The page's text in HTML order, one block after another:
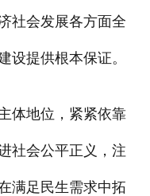
社会发展各方面全
设提供根本保证。
体地位，紧紧依靠
社会公平正义，注
满足民生需求中拓